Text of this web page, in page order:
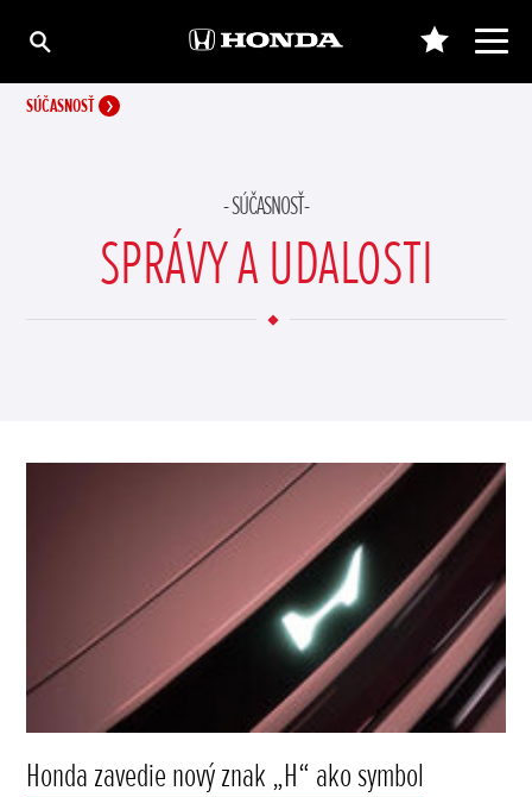
SÚČASNOSŤ
SÚČASNOSŤ
SPRÁVY A UDALOSTI
Honda zavedie nový znak „H“ ako symbol